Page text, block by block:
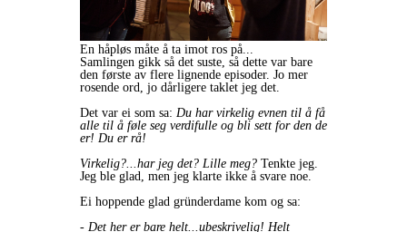
En håpløs måte å ta imot ros på...
Samlingen gikk så det suste, så dette var bare
den første av flere lignende episoder. Jo mer
rosende ord, jo dårligere taklet jeg det.
Det var ei som sa: Du har virkelig evnen til å få
alle til å føle seg verdifulle og bli sett for den de
er! Du er rå!
Virkelig?...har jeg det? Lille meg? Tenkte jeg.
Jeg ble glad, men jeg klarte ikke å svare noe.
Ei hoppende glad gründerdame kom og sa:
- Det her er bare helt...ubeskrivelig! Helt